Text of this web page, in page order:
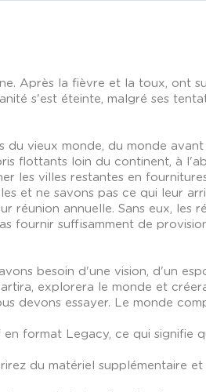
Après la fièvre et la toux, ont
s'est éteinte, malgré ses
du vieux monde, du monde
flottants loin du continent, à
les villes restantes en
et ne savons pas ce qui leur
réunion annuelle. Sans eux,
fournir suffisamment de
besoin d'une vision, d'un
explorera le monde et
devons essayer. Le monde
format Legacy, ce qui signifie
du matériel supplémentaire